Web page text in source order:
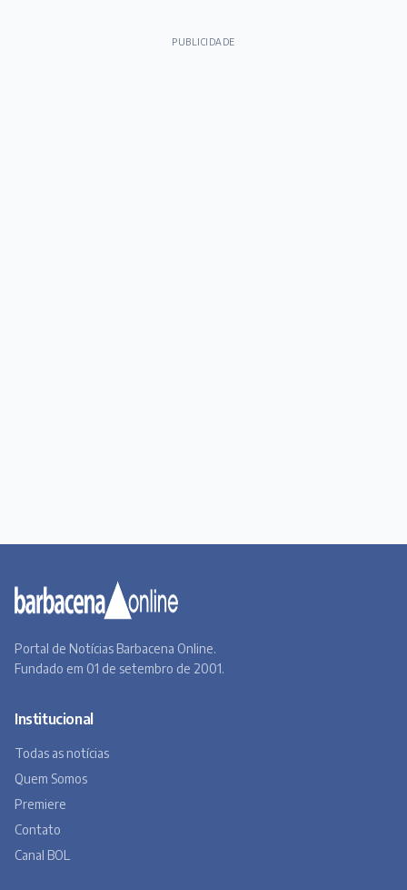
Contato
Acervo Online
Barbacena, um lugar a Beira do Caminho
Museu Virtual
Museu do Tropeirismo
Copyright 2026 © Barbacena Online. Todos os direitos reservados.